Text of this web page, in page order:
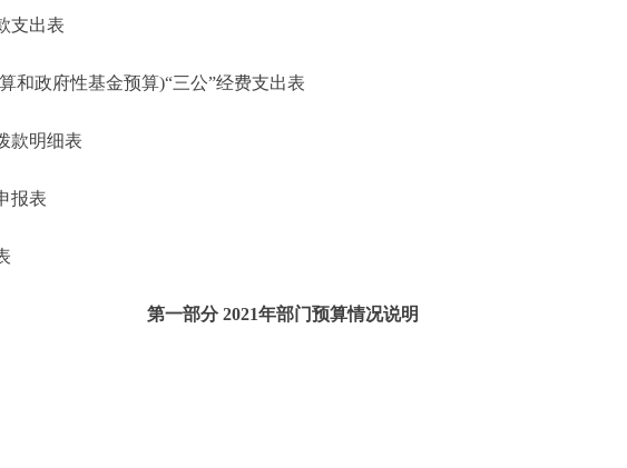
支出表
政府性基金预算)“三公”经费支出表
明细表
报表
第一部分 2021年部门预算情况说明